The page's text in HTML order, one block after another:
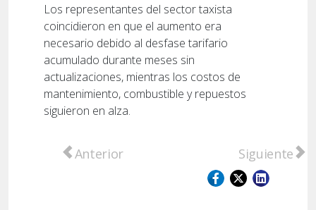
Los representantes del sector taxista
coincidieron en que el aumento era
necesario debido al desfase tarifario
acumulado durante meses sin
actualizaciones, mientras los costos de
mantenimiento, combustible y repuestos
siguieron en alza.
Artículo anterior: “Siento que me voy a
Anterior Artículo
Siguiente